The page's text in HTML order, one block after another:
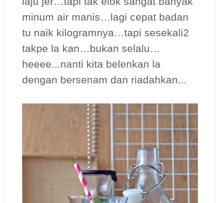
minum air manis…lagi cepat badan
tu naik kilogramnya…tapi sesekali2
takpe la kan…bukan selalu…
heeee...nanti kita belenkan la
dengan bersenam dan riadahkan...